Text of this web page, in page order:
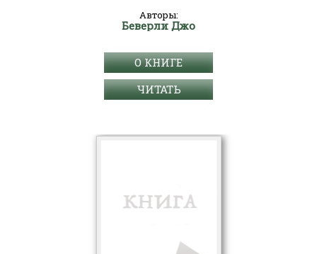
Авторы:
Беверли Джо
О КНИГЕ
ЧИТАТЬ